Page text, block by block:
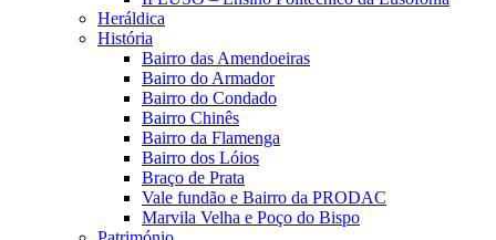
Heráldica
História
Bairro das Amendoeiras
Bairro do Armador
Bairro do Condado
Bairro Chinês
Bairro da Flamenga
Bairro dos Lóios
Braço de Prata
Vale fundão e Bairro da PRODAC
Marvila Velha e Poço do Bispo